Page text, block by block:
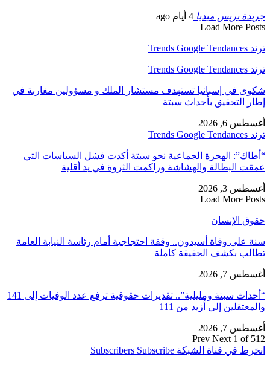
جريدة بريس ميديا 4 أيام ago
Load More Posts
ترند Trends Google Tendances
ترند Trends Google Tendances
شكوى في إسبانيا تستهدف مستشار الملك و مسؤولين مغاربة في
إطار التحقيق بأحداث سبتة
أغسطس 6, 2026
ترند Trends Google Tendances
“أطاك”: الهجرة الجماعية نحو سبتة أكدت فشل السياسات التي
عمقت البطالة والهشاشة وراكمت الثروة في يد أقلية
أغسطس 3, 2026
Load More Posts
حقوق الإنسان
سنة على وفاة أسيدون.. وقفة احتجاجية أمام رئاسة النيابة العامة
تطالب بكشف الحقيقة كاملة
أغسطس 7, 2026
“أحداث سبتة ومليلية”.. تقديرات حقوقية ترفع عدد الوفيات إلى 141
والمعتقلين إلى أزيد من 111
أغسطس 7, 2026
Prev Next 1 of 512
انخرط في قناة الشبكة
Subscribers Subscribe